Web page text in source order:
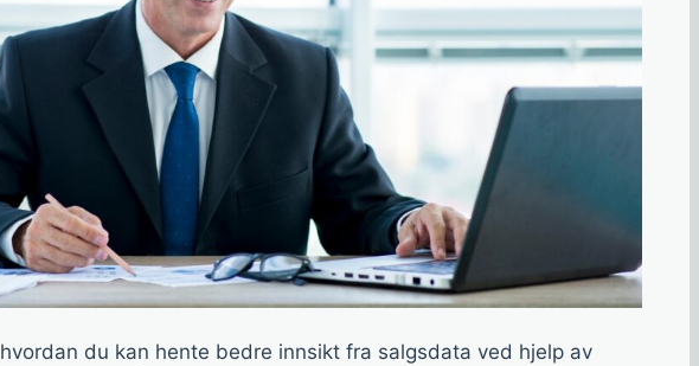
du kan hente bedre innsikt fra salgsdata ved hjelp av